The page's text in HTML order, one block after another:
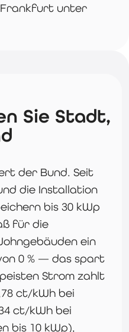
unter
Sie Stadt,
der Bund. Seit
die Installation
bis 30 kWp
für die
ein
0 % — das spart
Strom zahlt
ct/kWh bei
ct/kWh bei
bis 10 kWp),